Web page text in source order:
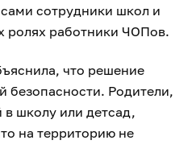
сотрудники школ и
ролях работники ЧОПов.
что решение
безопасности. Родители,
в школу или детсад,
на территорию не